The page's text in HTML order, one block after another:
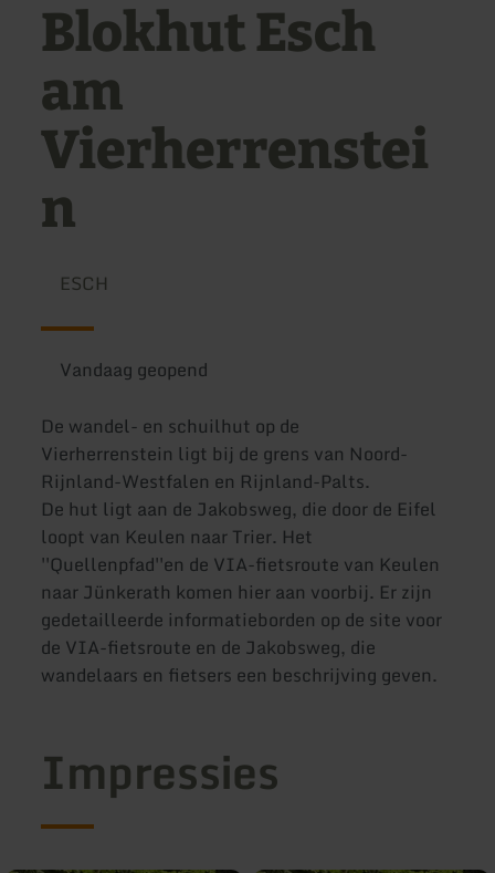
Blokhut Esch
am
Vierherrenstei
n
ESCH
Vandaag geopend
De wandel- en schuilhut op de
Vierherrenstein ligt bij de grens van Noord-
Rijnland-Westfalen en Rijnland-Palts.
De hut ligt aan de Jakobsweg, die door de Eifel
loopt van Keulen naar Trier. Het
''Quellenpfad''en de VIA-fietsroute van Keulen
naar Jünkerath komen hier aan voorbij. Er zijn
gedetailleerde informatieborden op de site voor
de VIA-fietsroute en de Jakobsweg, die
wandelaars en fietsers een beschrijving geven.
Impressies